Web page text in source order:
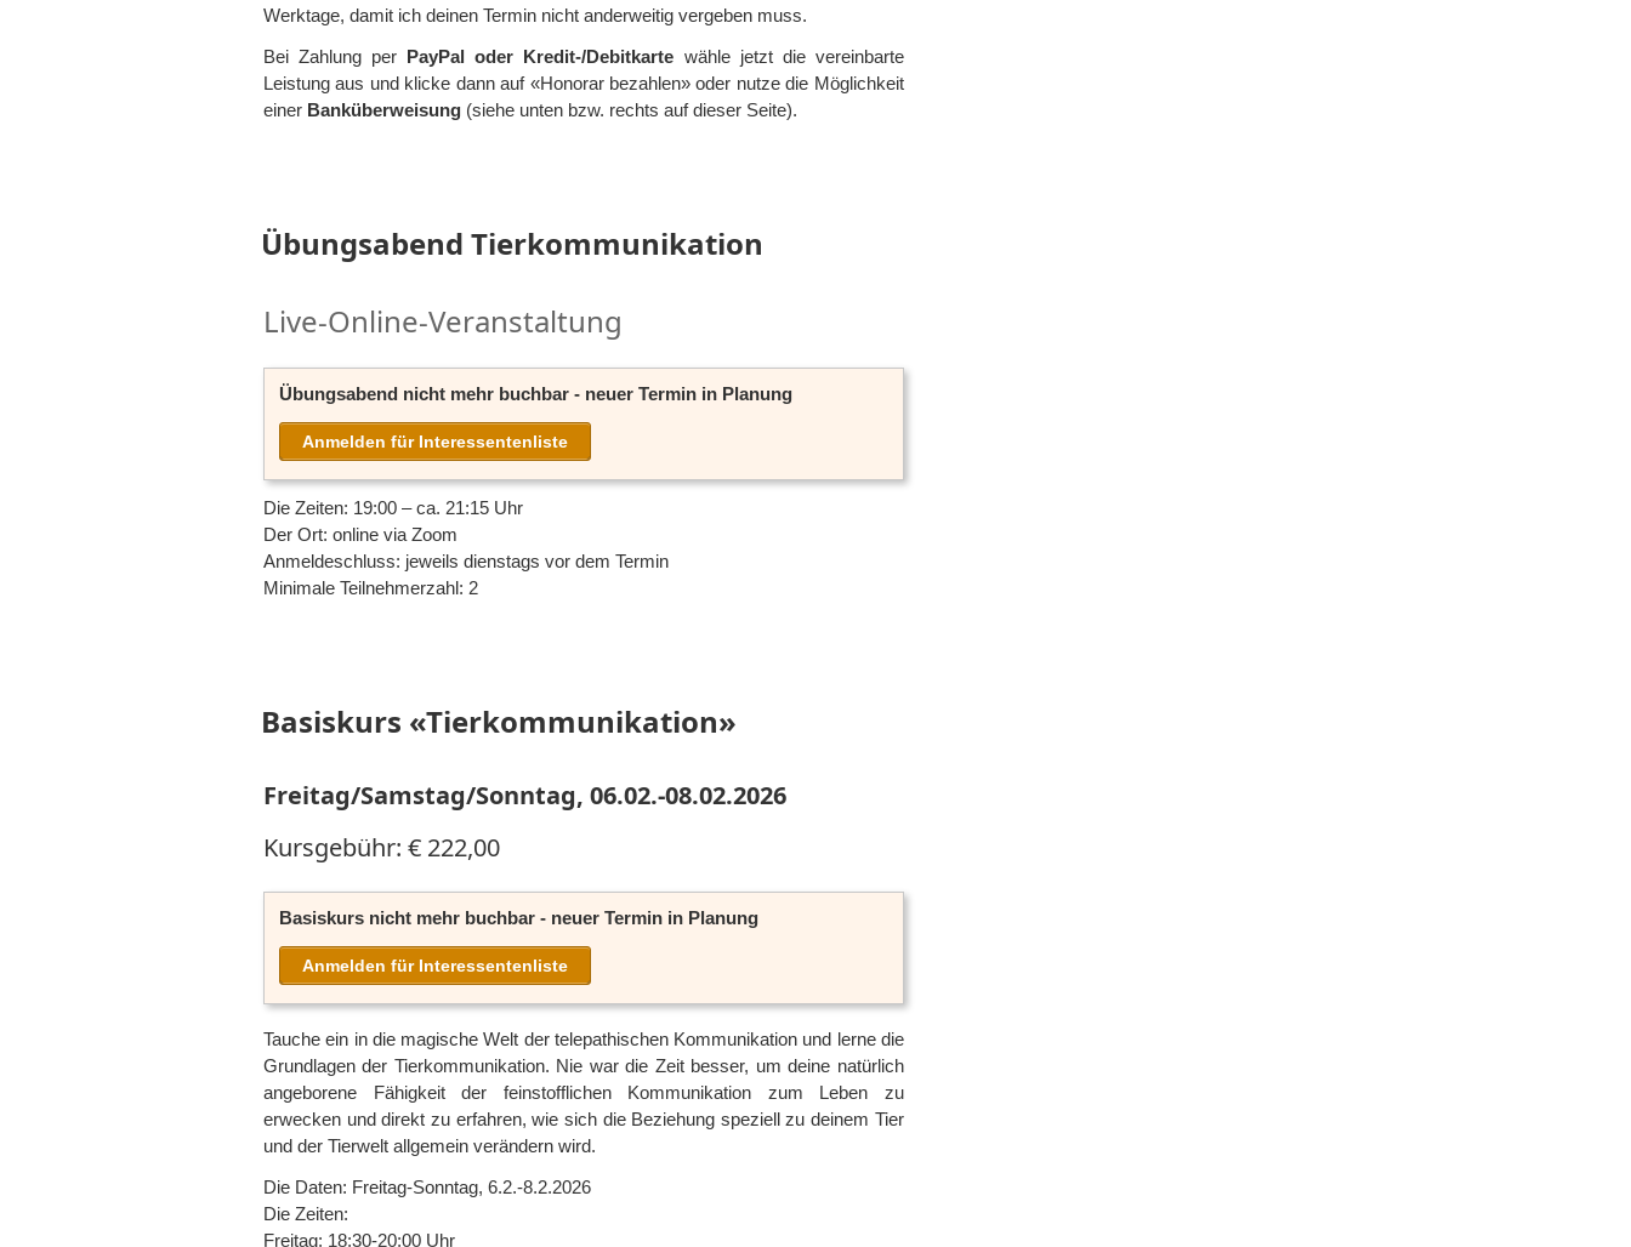
Werktage, damit ich deinen Termin nicht anderweitig vergeben muss.
Bei Zahlung per PayPal oder Kredit-/Debitkarte wähle jetzt die vereinbarte
Leistung aus und klicke dann auf «Honorar bezahlen» oder nutze die Möglichkeit
einer Banküberweisung (siehe unten bzw. rechts auf dieser Seite).
Übungsabend Tierkommunikation
Live-Online-Veranstaltung
Übungsabend nicht mehr buchbar - neuer Termin in Planung
Anmelden für Interessentenliste
Die Zeiten: 19:00 – ca. 21:15 Uhr
Der Ort: online via Zoom
Anmeldeschluss: jeweils dienstags vor dem Termin
Minimale Teilnehmerzahl: 2
Basiskurs «Tierkommunikation»
Freitag/Samstag/Sonntag, 06.02.-08.02.2026
Kursgebühr: € 222,00
Basiskurs nicht mehr buchbar - neuer Termin in Planung
Anmelden für Interessentenliste
Tauche ein in die magische Welt der telepathischen Kommunikation und lerne die
Grundlagen der Tierkommunikation. Nie war die Zeit besser, um deine natürlich
angeborene Fähigkeit der feinstofflichen Kommunikation zum Leben zu
erwecken und direkt zu erfahren, wie sich die Beziehung speziell zu deinem Tier
und der Tierwelt allgemein verändern wird.
Die Daten: Freitag-Sonntag, 6.2.-8.2.2026
Die Zeiten:
Freitag: 18:30-20:00 Uhr